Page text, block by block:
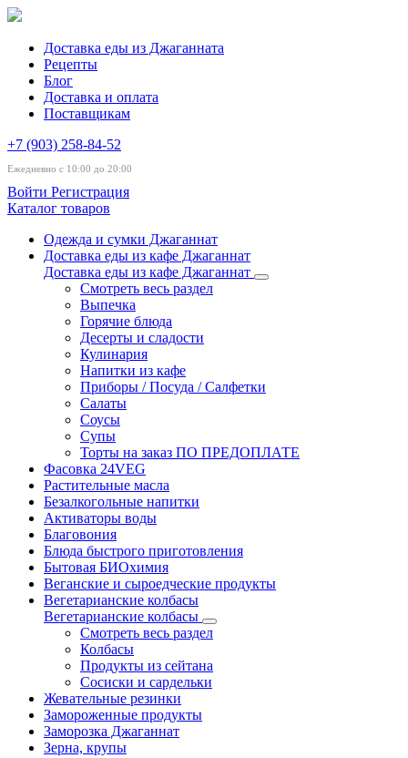
Доставка еды из Джаганната
Рецепты
Блог
Доставка и оплата
Поставщикам
+7 (903) 258-84-52
Ежедневно с 10:00 до 20:00
Войти Регистрация
Каталог товаров
Одежда и сумки Джаганнат
Доставка еды из кафе Джаганнат
Доставка еды из кафе Джаганнат
Смотреть весь раздел
Выпечка
Горячие блюда
Десерты и сладости
Кулинария
Напитки из кафе
Приборы / Посуда / Салфетки
Салаты
Соусы
Супы
Торты на заказ ПО ПРЕДОПЛАТЕ
Фасовка 24VEG
Растительные масла
Безалкогольные напитки
Активаторы воды
Благовония
Блюда быстрого приготовления
Бытовая БИОхимия
Веганские и сыроедческие продукты
Вегетарианские колбасы
Вегетарианские колбасы
Смотреть весь раздел
Колбасы
Продукты из сейтана
Сосиски и сардельки
Жевательные резинки
Замороженные продукты
Заморозка Джаганнат
Зерна, крупы